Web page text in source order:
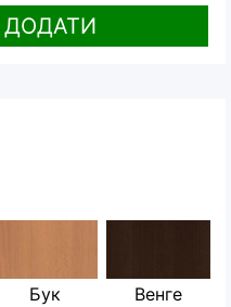
ДОДАТИ
Бук Венге